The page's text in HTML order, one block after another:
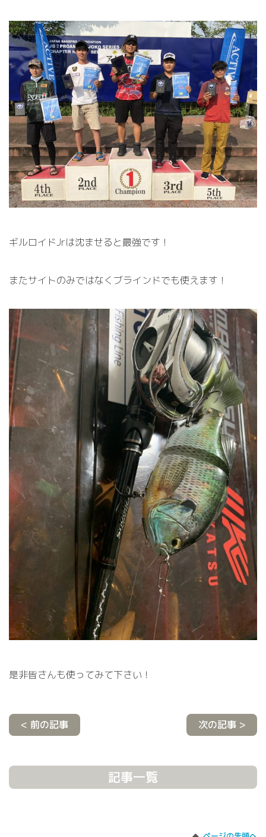
ギルロイドJrは沈ませると最強です！
またサイトのみではなくブラインドでも使えます！
是非皆さんも使ってみて下さい！
< 前の記事 次の記事 >
記事一覧